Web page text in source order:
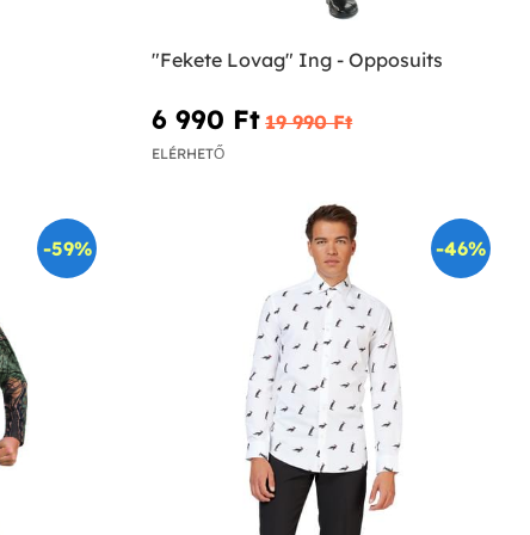
"Fekete Lovag" Ing - Opposuits
6 990 Ft‎ 19 990 Ft‎
ELÉRHETŐ
-59% -46%